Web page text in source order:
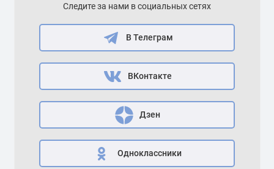
Следите за нами в социальных сетях
В Телеграм
ВКонтакте
Дзен
Одноклассники